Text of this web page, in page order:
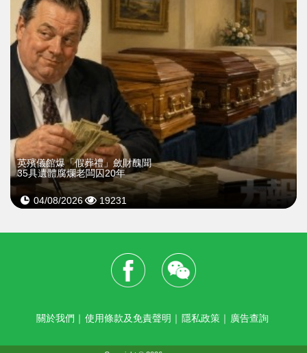
英殯儀館爆「假葬禮」斂財醜聞
35具遺體腐爛老闆囚20年
04/08/2026 19231
關於我們 ｜ 使用條款及免責聲明 ｜ 隱私政策 ｜ 廣告查詢